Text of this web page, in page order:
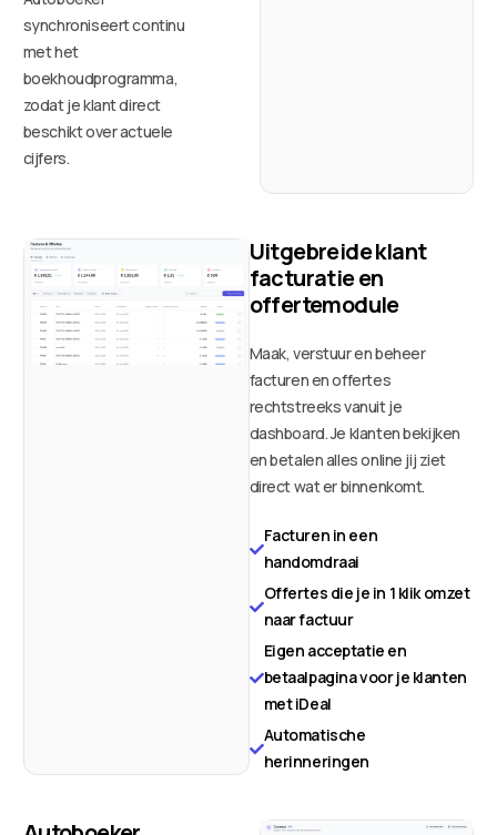
synchroniseert continu
met het
boekhoudprogramma,
zodat je klant direct
beschikt over actuele
cijfers.
Uitgebreide klant
facturatie en
offertemodule
Maak, verstuur en beheer
facturen en offertes
rechtstreeks vanuit je
dashboard. Je klanten bekijken
en betalen alles online jij ziet
direct wat er binnenkomt.
Facturen in een
handomdraai
Offertes die je in 1 klik omzet
naar factuur
Eigen acceptatie en
betaalpagina voor je klanten
met iDeal
Automatische
herinneringen